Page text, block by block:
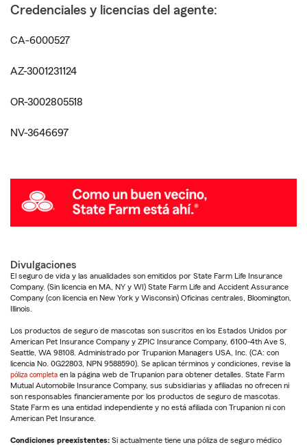
Credenciales y licencias del agente:
CA-6000527
AZ-3001231124
OR-3002805518
NV-3646697
Divulgaciones
El seguro de vida y las anualidades son emitidos por State Farm Life Insurance
Company. (Sin licencia en MA, NY y WI) State Farm Life and Accident Assurance
Company (con licencia en New York y Wisconsin) Oficinas centrales, Bloomington,
Illinois.
Los productos de seguro de mascotas son suscritos en los Estados Unidos por
American Pet Insurance Company y ZPIC Insurance Company, 6100-4th Ave S,
Seattle, WA 98108. Administrado por Trupanion Managers USA, Inc. (CA: con
licencia No. 0G22803, NPN 9588590). Se aplican términos y condiciones, revise la
póliza completa en la página web de Trupanion para obtener detalles. State Farm
Mutual Automobile Insurance Company, sus subsidiarias y afiliadas no ofrecen ni
son responsables financieramente por los productos de seguro de mascotas.
State Farm es una entidad independiente y no está afiliada con Trupanion ni con
American Pet Insurance.
Condiciones preexistentes: Si actualmente tiene una póliza de seguro médico